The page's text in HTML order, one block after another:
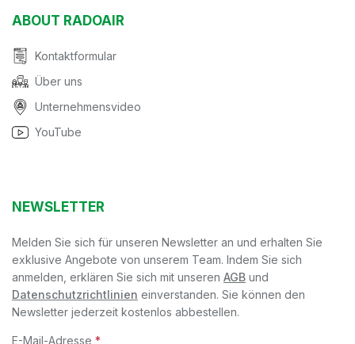
ABOUT RADOAIR
Kontaktformular
Über uns
Unternehmensvideo
YouTube
NEWSLETTER
Melden Sie sich für unseren Newsletter an und erhalten Sie
exklusive Angebote von unserem Team. Indem Sie sich
anmelden, erklären Sie sich mit unseren AGB und
Datenschutzrichtlinien einverstanden. Sie können den
Newsletter jederzeit kostenlos abbestellen.
E-Mail-Adresse *